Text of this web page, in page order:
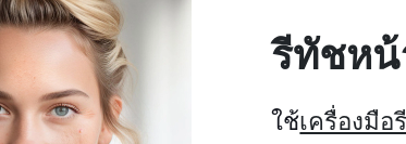
รีทัชหน้
ใช้เครื่องมื